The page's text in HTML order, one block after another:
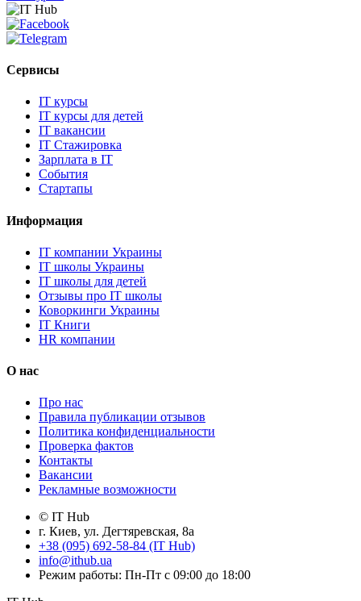
Сервисы
IT курсы
IT курсы для детей
IT вакансии
IT Стажировка
Зарплата в IT
События
Стартапы
Информация
IT компании Украины
IT школы Украины
IT школы для детей
Отзывы про IT школы
Коворкинги Украины
IT Книги
HR компании
О нас
Про нас
Правила публикации отзывов
Политика конфиденциальности
Проверка фактов
Контакты
Вакансии
Рекламные возможности
© IT Hub
г. Киев, ул. Дегтяревская, 8а
+38 (095) 692-58-84 (IT Hub)
info@ithub.ua
Режим работы: Пн-Пт с 09:00 до 18:00